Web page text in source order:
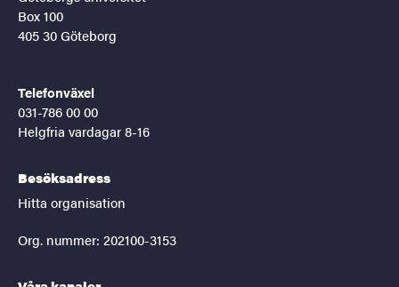
Box 100
405 30 Göteborg
Telefonväxel
031-786 00 00
Helgfria vardagar 8-16
Besöksadress
Hitta organisation
Org. nummer: 202100-3153